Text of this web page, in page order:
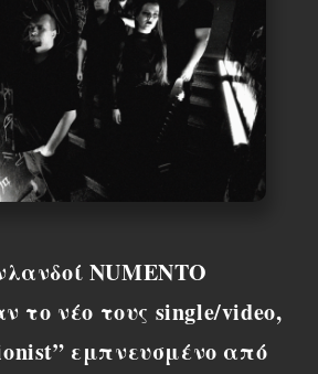
NUMENTO
το νέο τους single/video,
εμπνευσμένο από